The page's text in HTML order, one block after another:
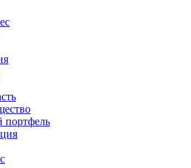
портфель